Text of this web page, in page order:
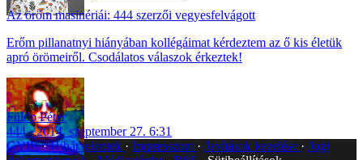
Az öröm masinériái: 444 szerzői vegyesfelvágott
Erőm pillanatnyi hiányában kollégáimat kérdeztem az ő kis életük
apró örömeiről. Csodálatos válaszok érkeztek!
Fülöp Péter
444
2014. szeptember 27. 6:31
GYIK Hibát jelentek Impresszum Javítások kezelése
Jogi